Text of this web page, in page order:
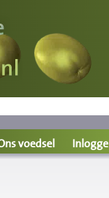
voedsel